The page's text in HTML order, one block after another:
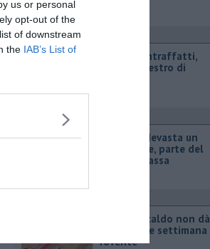
us or personal
opt-out of the
of downstream
the IAB’s List of
Cronaca
Marchi contraffatti,
maxi sequestro di
Cronaca
Incendio devasta un
capannone, parte del
tetto collassa
Il grande caldo non dà
tregua, fine settimana
rovente